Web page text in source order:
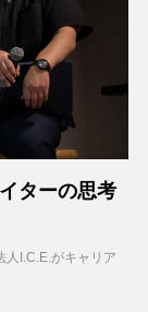
ターの思考
人I.C.E.がキャリア